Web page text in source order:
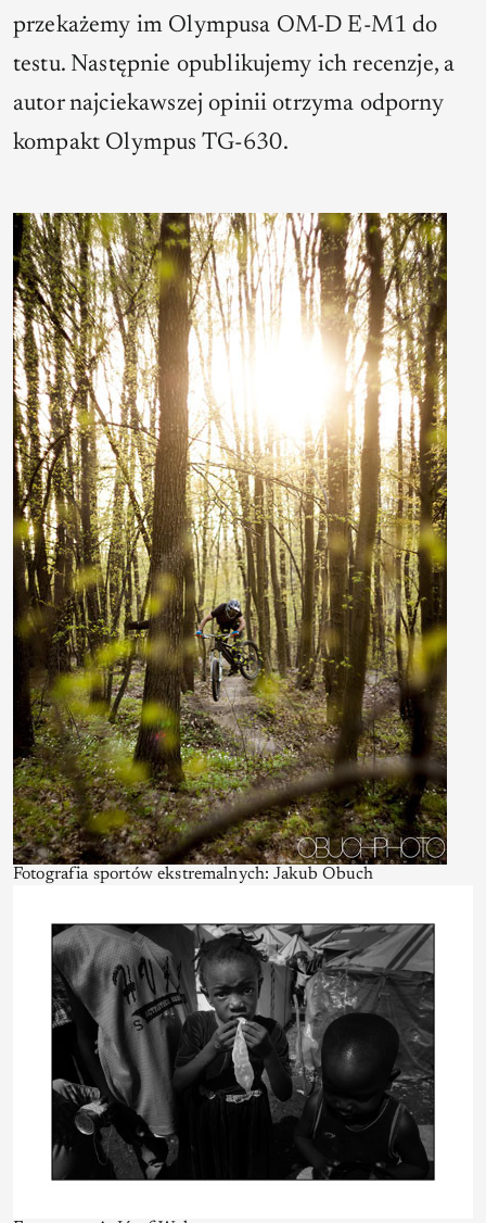
przekażemy im Olympusa OM-D E-M1 do
testu. Następnie opublikujemy ich recenzje, a
autor najciekawszej opinii otrzyma odporny
kompakt Olympus TG-630.
Fotografia sportów ekstremalnych: Jakub Obuch